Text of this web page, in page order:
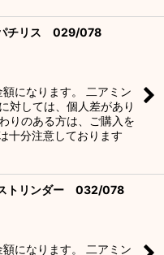
パチリス 029/078
になります。 二アミン
対しては、個人差があり
りのある方は、ご購入を
十分注意しております
ストリンダー 032/078
になります。 二アミン